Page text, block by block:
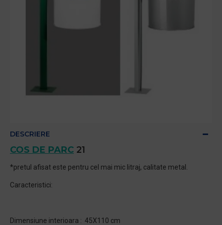
DESCRIERE
COS DE PARC 21
*pretul afisat este pentru cel mai mic litraj, calitate metal.
Caracteristici:
Dimensiune interioara : 45X110 cm